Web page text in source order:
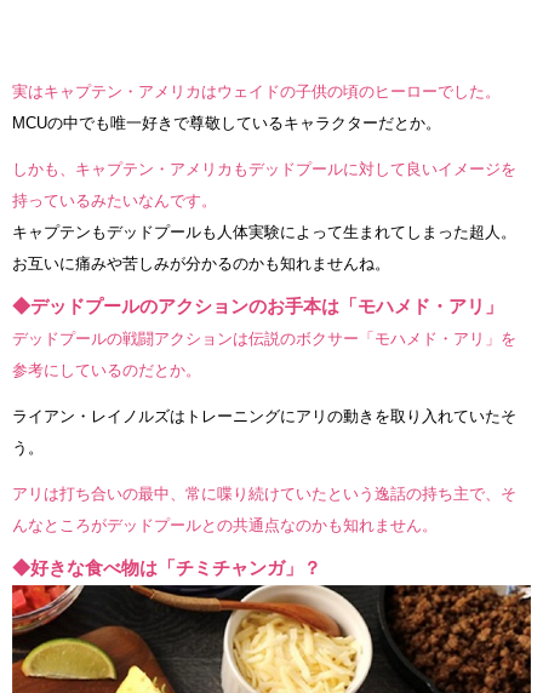
実はキャプテン・アメリカはウェイドの子供の頃のヒーローでした。
MCUの中でも唯一好きで尊敬しているキャラクターだとか。
しかも、キャプテン・アメリカもデッドプールに対して良いイメージを
持っているみたいなんです。
キャプテンもデッドプールも人体実験によって生まれてしまった超人。
お互いに痛みや苦しみが分かるのかも知れませんね。
◆デッドプールのアクションのお手本は「モハメド・アリ」
デッドプールの戦闘アクションは伝説のボクサー「モハメド・アリ」を
参考にしているのだとか。
ライアン・レイノルズはトレーニングにアリの動きを取り入れていたそ
う。
アリは打ち合いの最中、常に喋り続けていたという逸話の持ち主で、そ
んなところがデッドプールとの共通点なのかも知れません。
◆好きな食べ物は「チミチャンガ」？